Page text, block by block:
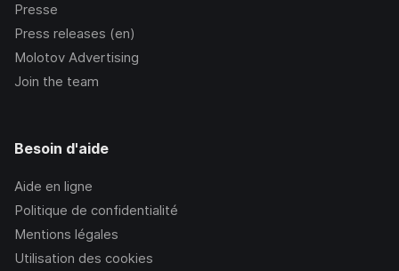
Presse
Press releases (en)
Molotov Advertising
Join the team
Besoin d'aide
Aide en ligne
Politique de confidentialité
Mentions légales
Utilisation des cookies